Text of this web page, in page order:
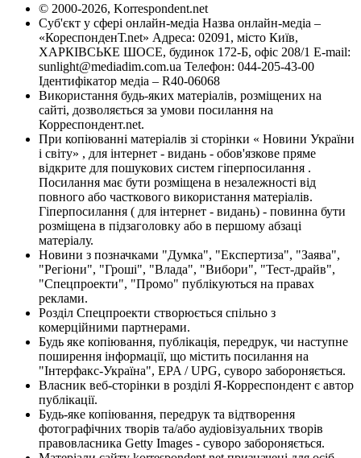
© 2000-2026, Korrespondent.net
Суб'єкт у сфері онлайн-медіа Назва онлайн-медіа –
«КореспонденТ.net» Адреса: 02091, місто Київ,
ХАРКІВСЬКЕ ШОСЕ, будинок 172-Б, офіс 208/1 E-mail:
sunlight@mediadim.com.ua Телефон: 044-205-43-00
Ідентифікатор медіа – R40-06068
Використання будь-яких матеріалів, розміщених на
сайті, дозволяється за умови посилання на
Корреспондент.net.
При копіюванні матеріалів зі сторінки « Новини України
і світу» , для інтернет - видань - обов'язкове пряме
відкрите для пошукових систем гіперпосилання .
Посилання має бути розміщена в незалежності від
повного або часткового використання матеріалів.
Гіперпосилання ( для інтернет - видань) - повинна бути
розміщена в підзаголовку або в першому абзаці
матеріалу.
Новини з позначками "Думка", "Експертиза", "Заява",
"Регіони", "Гроші", "Влада", "Вибори", "Тест-драйв",
"Спецпроекти", "Промо" публікуються на правах
реклами.
Розділ Спецпроекти створюється спільно з
комерційними партнерами.
Будь яке копіювання, публікація, передрук, чи наступне
поширення інформації, що містить посилання на
"Інтерфакс-Україна", EPA / UPG, суворо забороняється.
Власник веб-сторінки в розділі Я-Корреспондент є автор
публікації.
Будь-яке копіювання, передрук та відтворення
фотографічних творів та/або аудіовізуальних творів
правовласника Getty Images - суворо забороняється.